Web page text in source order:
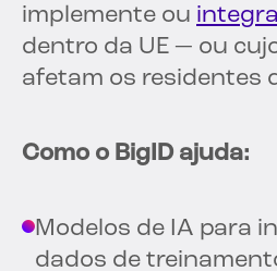
implemente ou
dentro da UE — ou
afetam os residentes
Como o BigID ajuda:
Modelos de IA para
dados de